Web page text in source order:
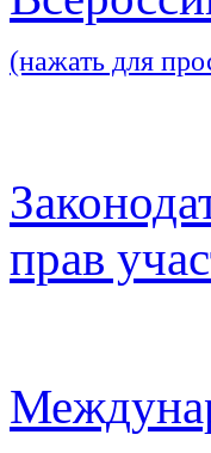
(нажать для
прав